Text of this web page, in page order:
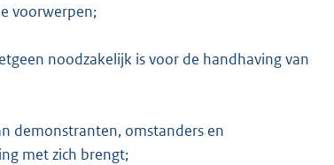
voorwerpen;
noodzakelijk is voor de handhaving van
demonstranten, omstanders en
met zich brengt;